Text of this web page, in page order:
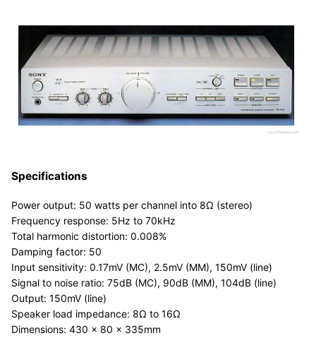
Specifications
Power output: 50 watts per channel into 8Ω (stereo)
Frequency response: 5Hz to 70kHz
Total harmonic distortion: 0.008%
Damping factor: 50
Input sensitivity: 0.17mV (MC), 2.5mV (MM), 150mV (line)
Signal to noise ratio: 75dB (MC), 90dB (MM), 104dB (line)
Output: 150mV (line)
Speaker load impedance: 8Ω to 16Ω
Dimensions: 430 x 80 x 335mm